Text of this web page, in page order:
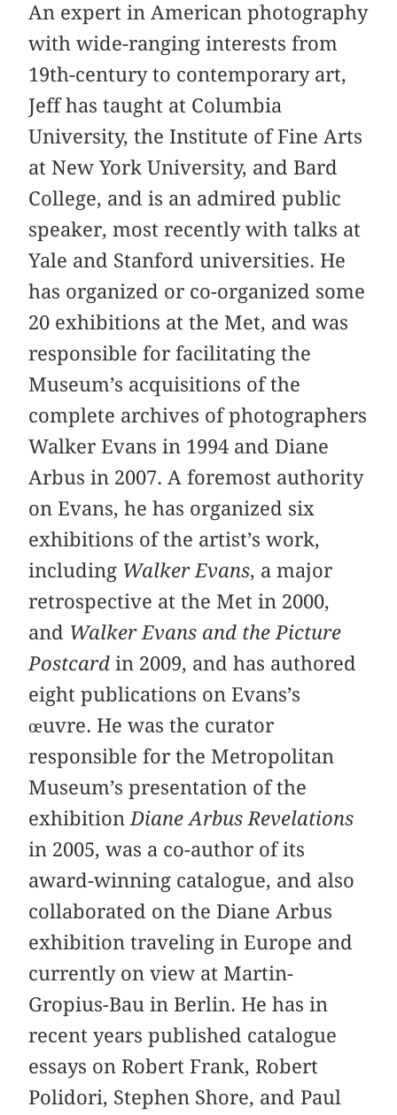
An expert in American photography
with wide-ranging interests from
19th-century to contemporary art,
Jeff has taught at Columbia
University, the Institute of Fine Arts
at New York University, and Bard
College, and is an admired public
speaker, most recently with talks at
Yale and Stanford universities. He
has organized or co-organized some
20 exhibitions at the Met, and was
responsible for facilitating the
Museum’s acquisitions of the
complete archives of photographers
Walker Evans in 1994 and Diane
Arbus in 2007. A foremost authority
on Evans, he has organized six
exhibitions of the artist’s work,
including Walker Evans, a major
retrospective at the Met in 2000,
and Walker Evans and the Picture
Postcard in 2009, and has authored
eight publications on Evans’s
œuvre. He was the curator
responsible for the Metropolitan
Museum’s presentation of the
exhibitionDiane Arbus Revelations
in 2005, was a co-author of its
award-winning catalogue, and also
collaborated on the Diane Arbus
exhibition traveling in Europe and
currently on view at Martin-
Gropius-Bau in Berlin. He has in
recent years published catalogue
essays on Robert Frank, Robert
Polidori, Stephen Shore, and Paul